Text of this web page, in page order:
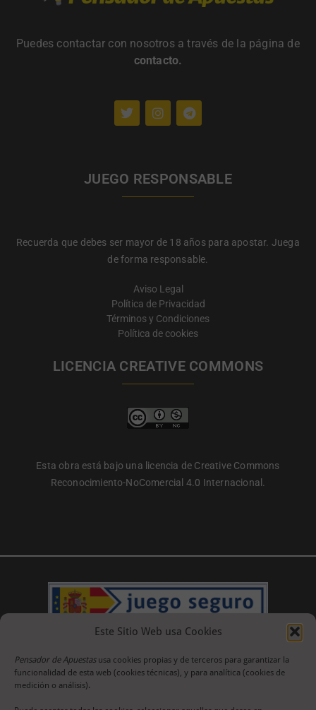
Este Sitio Web usa Cookies
Pensador de Apuestas usa cookies propias y de terceros para garantizar la
funcionalidad de esta web (cookies técnicas), y para analítica (cookies de
medición o análisis).
Puedes contactar con nosotros a través de la página de
contacto.
JUEGO RESPONSABLE
Recuerda que debes ser mayor de 18 años para apostar. Juega
de forma responsable.
Aviso Legal
Política de Privacidad
Términos y Condiciones
Política de cookies
LICENCIA CREATIVE COMMONS
Esta obra está bajo una licencia de Creative Commons
Reconocimiento-NoComercial 4.0 Internacional.